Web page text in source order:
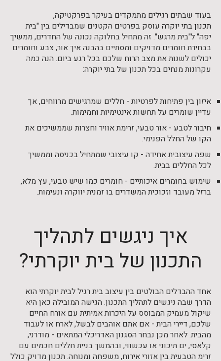
בעוד שבתים רגילים מתמקדים בעיקר בפרקטיקה,
תכנון בתי יוקרה עוסק בפרטים הקטנים שמבדילים בין "בית
יפה" ל"בית מרגש". זה מתחיל בחלוקה נכונה של החדרים, ממשיך
בבחירת חומרים מדויקים ומסתיים בהבנה איך אור, צבע וחומרים
יכולים לשנות את מצב הרוח שלכם בכל רגע ביום. הנה כמה
עקרונות מנחים בכל תכנון של בתי יוקרה:
איזון בין פתיחות לפרטיות - חללים שמרגישים מרווחים, אך
עדיין שומרים על תחשות אינטימיות וחמימות.
חיבור לטבע - אור טבעי, זרימת אוויר וחצרות שממשיכים את
הקו של החלל הפנימי.
שפה עיצובית אחידה - קו עיצובי שמתחיל בכניסה וממשיך
לכל החללים בבית.
שימוש בחומרים איכותיים - חומרים כמו שיש טבעי, עץ מלא,
ברזל מעובד וזכוכית המשדרים בו זמנית יווקרה ונעימות.
איך ניגשים לתהליך
התכנון של בית יוקרתי?
אחד ההבדלים הבולטים בין עיצוב בית רגיל לבית יוקרתי הוא
הדרך שבה ניגשים לתהליך התכנון. הגישה המובילה כאן היא
שיקול מעמיק המבוסס על היכרות אמיתית עם אורח החיים
שלכם, דיירי הבית - אם אתם אוהבים לבשל, לארח או לעבוד
מהבית. לאחר מכן נבחר הסגנון האדריכלי המתאים - מודרני,
קלאסי, ים תיכוני או עכשווי, ובהמשך בניית חללים חכמים עם
זרימ הטבעית בין אזורי אירוח, משפחה ומנוחה. תכנון מדויק כולל